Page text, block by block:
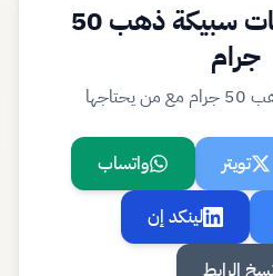
شارك معلومات سبيكة ذهب 50
جرام
تويتر
واتساب
لينكد إن